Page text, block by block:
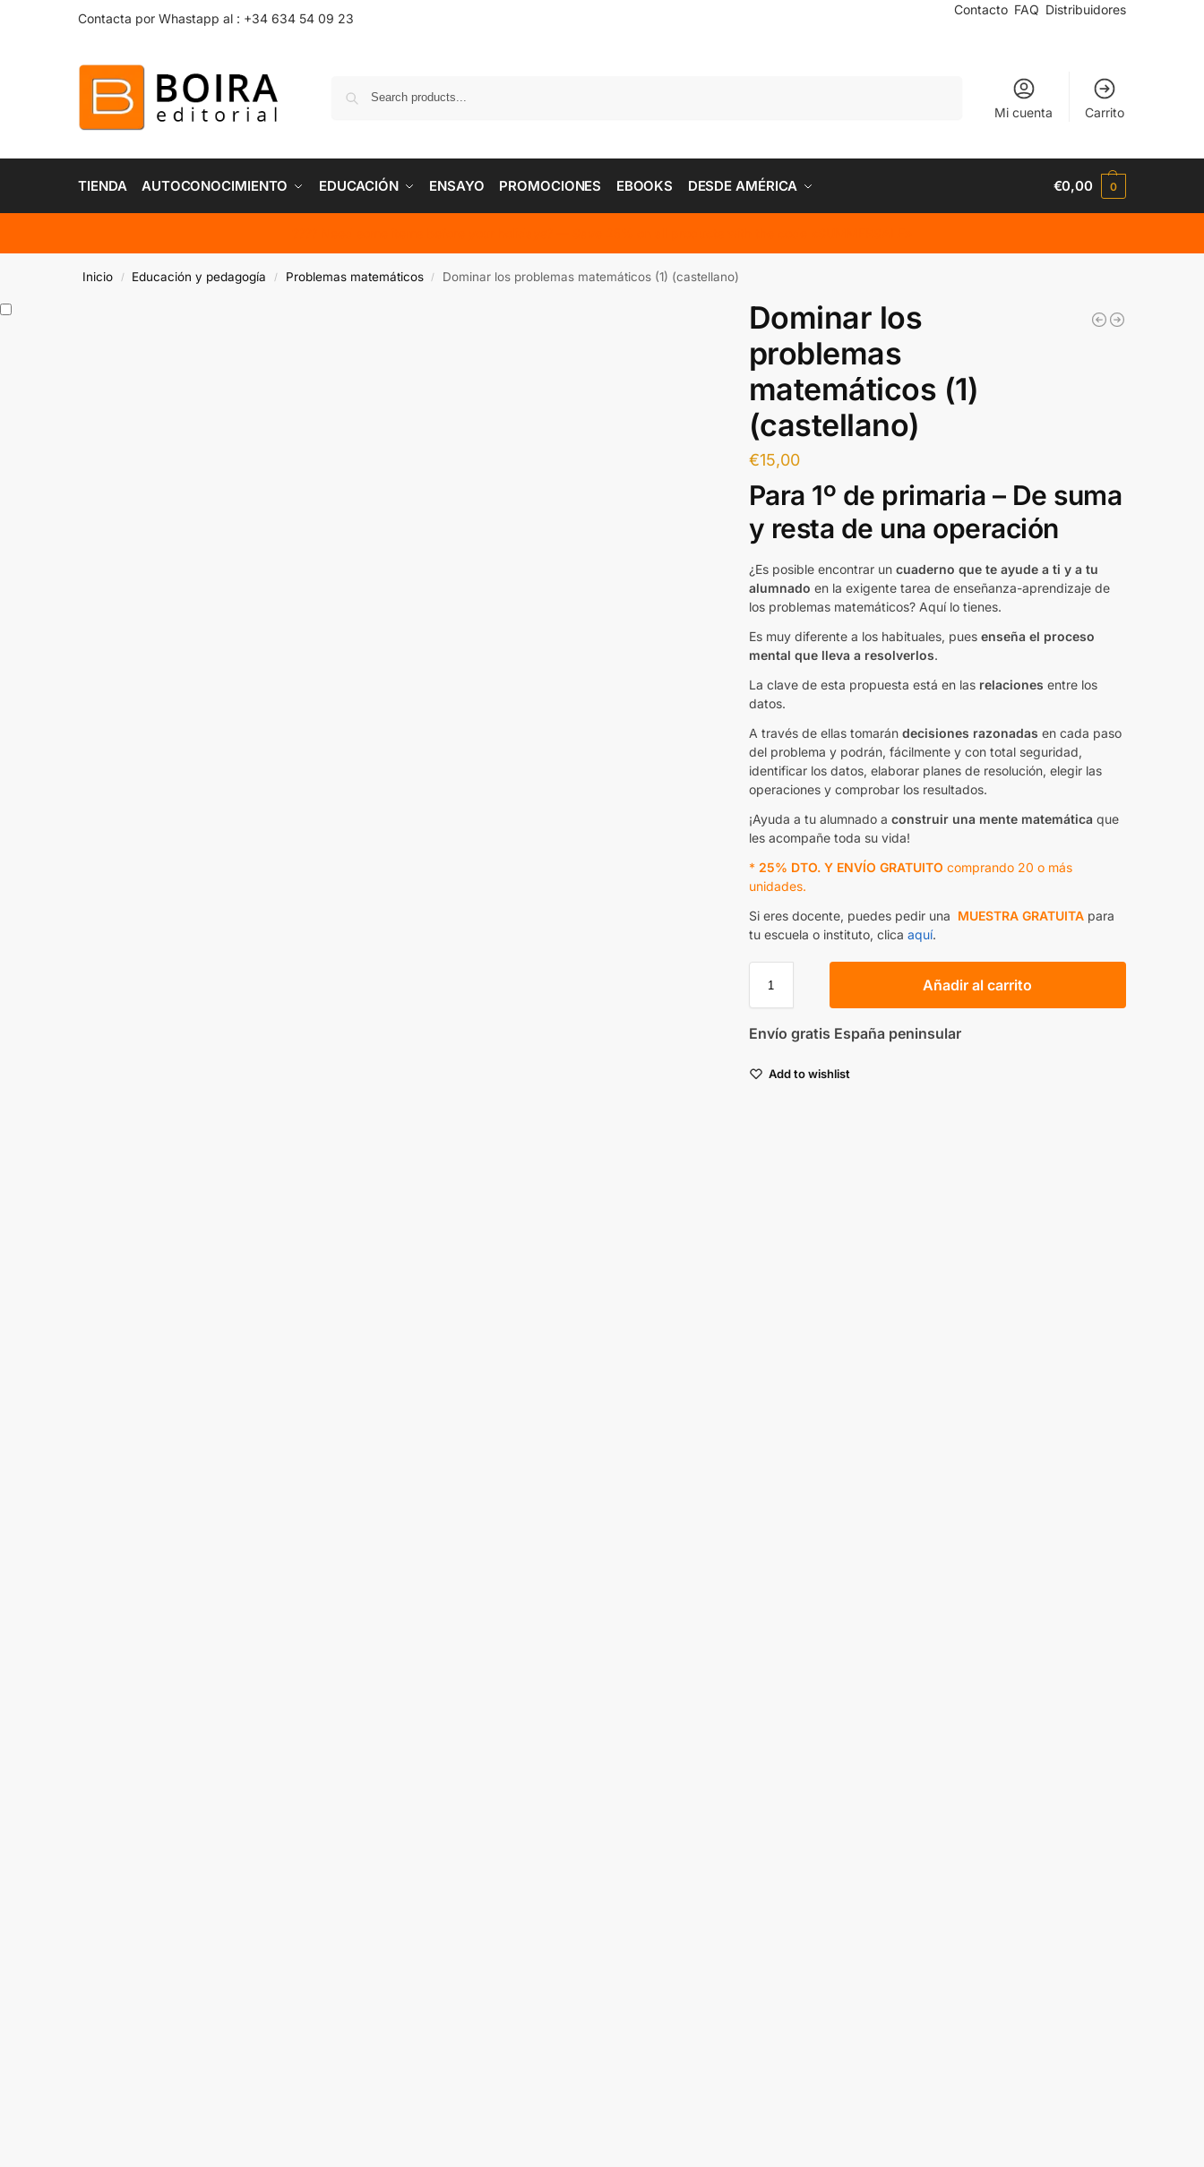
Contacta por Whastapp al : +34 634 54 09 23
Contacto FAQ Distribuidores
Mi cuenta Carrito
TIENDA AUTOCONOCIMIENTO EDUCACIÓN ENSAYO PROMOCIONES EBOOKS DESDE AMÉRICA €0,00 0
Inicio / Educación y pedagogía / Problemas matemáticos / Dominar los problemas matemáticos (1) (castellano)
Dominar los
problemas
matemáticos (1)
(castellano)
€15,00
Para 1º de primaria – De suma
y resta de una operación
¿Es posible encontrar un cuaderno que te ayude a ti y a tu
alumnado en la exigente tarea de enseñanza-aprendizaje de
los problemas matemáticos? Aquí lo tienes.
Es muy diferente a los habituales, pues enseña el proceso
mental que lleva a resolverlos.
La clave de esta propuesta está en las relaciones entre los
datos.
A través de ellas tomarán decisiones razonadas en cada paso
del problema y podrán, fácilmente y con total seguridad,
identificar los datos, elaborar planes de resolución, elegir las
operaciones y comprobar los resultados.
¡Ayuda a tu alumnado a construir una mente matemática que
les acompañe toda su vida!
* 25% DTO. Y ENVÍO GRATUITO comprando 20 o más
unidades.
Si eres docente, puedes pedir una MUESTRA GRATUITA para
tu escuela o instituto, clica aquí.
Añadir al carrito
Envío gratis España peninsular
Add to wishlist